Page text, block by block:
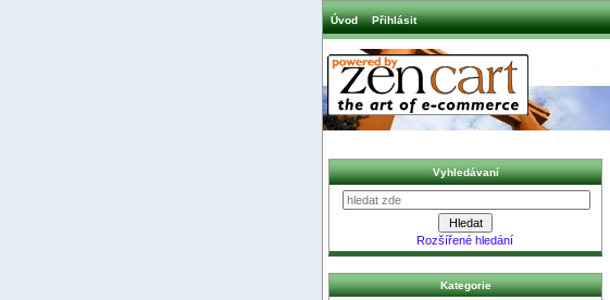
Úvod Přihlásit
Vyhledávaní
Rozšířené hledání
Kategorie